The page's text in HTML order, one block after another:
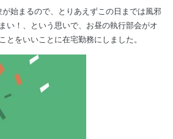
始まるので、とりあえずこの日までは風邪
い！、という思いで、お昼の執行部会がオ
とをいいことに在宅勤務にしました。